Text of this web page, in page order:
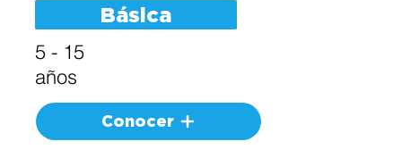
Conocer
5 - 15
años
Básica